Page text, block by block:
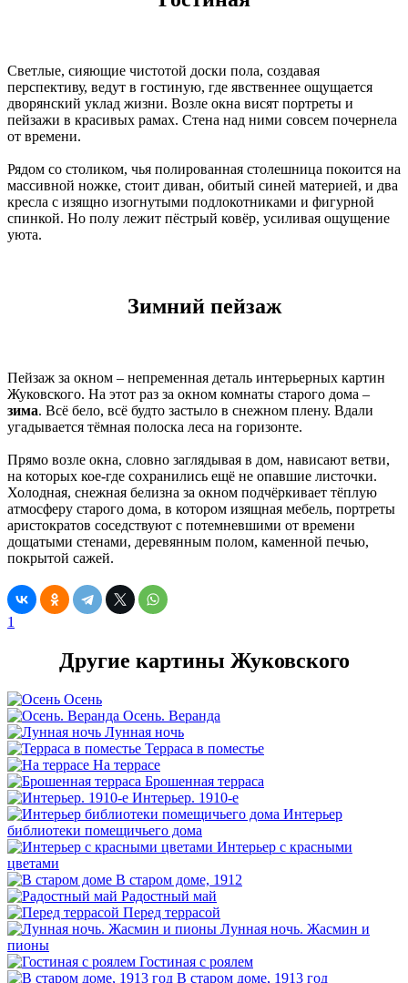
Светлые, сияющие чистотой доски пола, создавая
перспективу, ведут в гостиную, где явственнее ощущается
дворянский уклад жизни. Возле окна висят портреты и
пейзажи в красивых рамах. Стена над ними совсем почернела
от времени.
Рядом со столиком, чья полированная столешница покоится на
массивной ножке, стоит диван, обитый синей материей, и два
кресла с изящно изогнутыми подлокотниками и фигурной
спинкой. Но полу лежит пёстрый ковёр, усиливая ощущение
уюта.
Зимний пейзаж
Пейзаж за окном – непременная деталь интерьерных картин
Жуковского. На этот раз за окном комнаты старого дома –
зима. Всё бело, всё будто застыло в снежном плену. Вдали
угадывается тёмная полоска леса на горизонте.
Прямо возле окна, словно заглядывая в дом, нависают ветви,
на которых кое-где сохранились ещё не опавшие листочки.
Холодная, снежная белизна за окном подчёркивает тёплую
атмосферу старого дома, в котором изящная мебель, портреты
аристократов соседствуют с потемневшими от времени
дощатыми стенами, деревянным полом, каменной печью,
покрытой сажей.
1
Другие картины Жуковского
Осень
Осень. Веранда
Лунная ночь
Терраса в поместье
На террасе
Брошенная терраса
Интерьер. 1910-е
Интерьер
библиотеки помещичьего дома
Интерьер с красными
цветами
В старом доме, 1912
Радостный май
Перед террасой
Лунная ночь. Жасмин и
пионы
Гостиная с роялем
В старом доме, 1913 год